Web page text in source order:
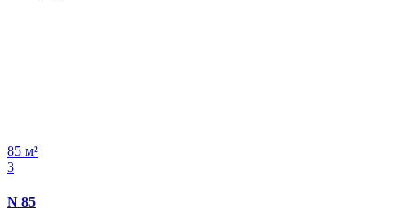
85 м²
3
N 85